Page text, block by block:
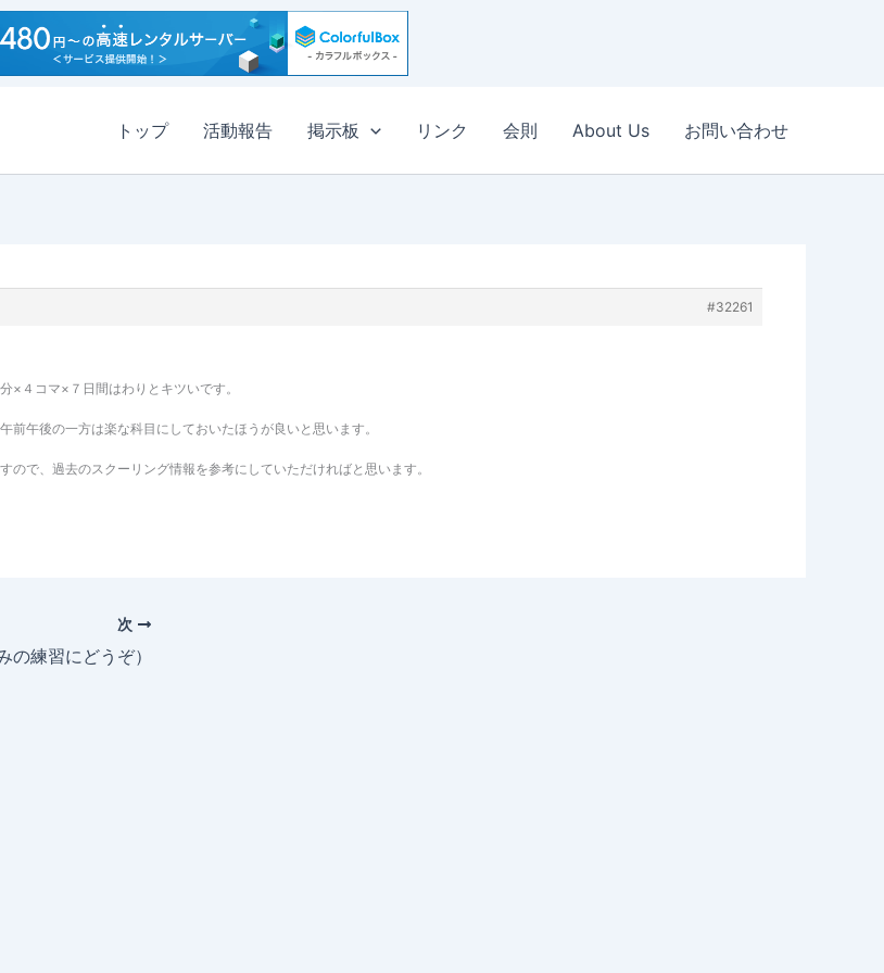
トップ 活動報告 掲示板 リンク 会則 About Us お問い合わせ
#32261
×４コマ×７日間はわりとキツいです。
午後の一方は楽な科目にしておいたほうが良いと思います。
ので、過去のスクーリング情報を参考にしていただければと思います。
次
練習にどうぞ）